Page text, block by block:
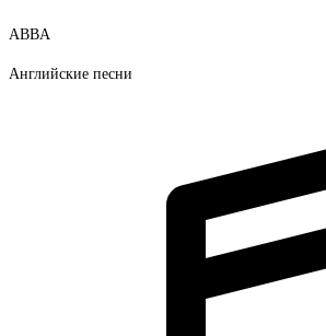
ABBA
Английские песни